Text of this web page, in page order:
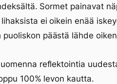
Sormet painavat
ei oikein enää
puoliskon päästä lähde
reflektointia
100% levon kautta.